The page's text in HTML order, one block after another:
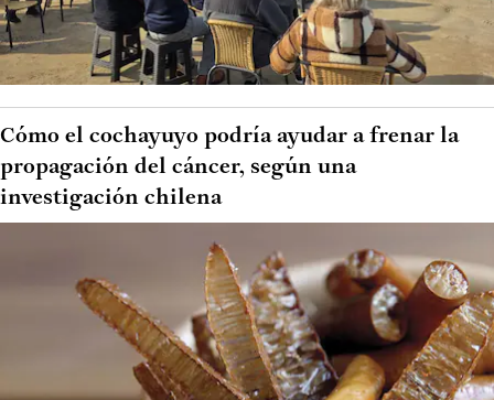
Cómo el cochayuyo podría ayudar a frenar la
propagación del cáncer, según una
investigación chilena